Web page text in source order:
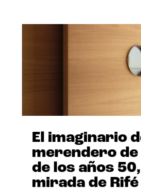
El imaginario
merendero de
de los años
mirada de Rifé